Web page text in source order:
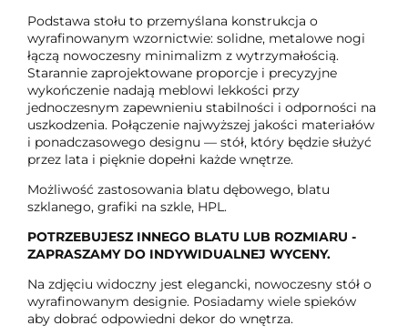
Podstawa stołu to przemyślana konstrukcja o
wyrafinowanym wzornictwie: solidne, metalowe nogi
łączą nowoczesny minimalizm z wytrzymałością.
Starannie zaprojektowane proporcje i precyzyjne
wykończenie nadają meblowi lekkości przy
jednoczesnym zapewnieniu stabilności i odporności na
uszkodzenia. Połączenie najwyższej jakości materiałów
i ponadczasowego designu — stół, który będzie służyć
przez lata i pięknie dopełni każde wnętrze.
Możliwość zastosowania blatu dębowego, blatu
szklanego, grafiki na szkle, HPL.
POTRZEBUJESZ INNEGO BLATU LUB ROZMIARU -
ZAPRASZAMY DO INDYWIDUALNEJ WYCENY.
Na zdjęciu widoczny jest elegancki, nowoczesny stół o
wyrafinowanym designie. Posiadamy wiele spieków
aby dobrać odpowiedni dekor do wnętrza.